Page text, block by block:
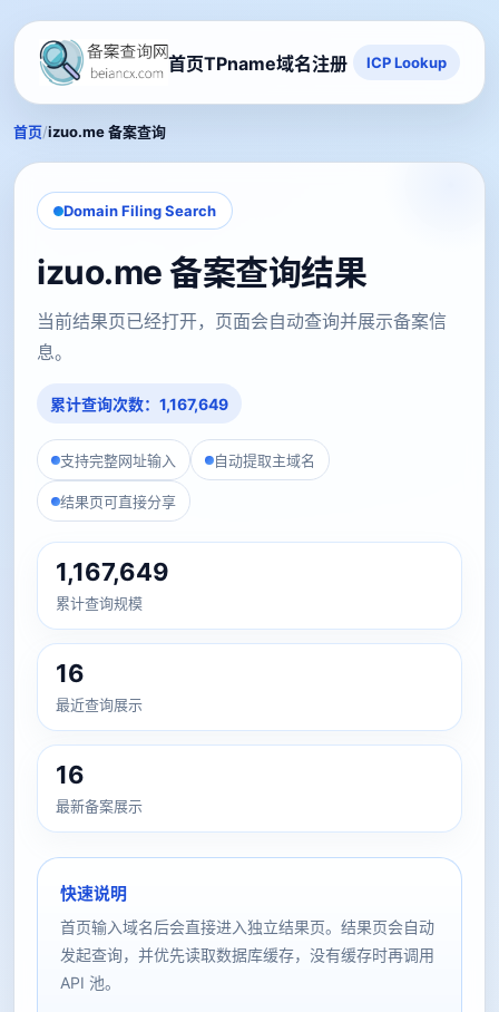
首页TPname域名注册 ICP Lookup
首页/izuo.me 备案查询
Domain Filing Search
izuo.me 备案查询结果
当前结果页已经打开，页面会自动查询并展示备案信
息。
累计查询次数：1,167,649
支持完整网址输入 自动提取主域名
结果页可直接分享
1,167,649
累计查询规模
16
最近查询展示
16
最新备案展示
快速说明
首页输入域名后会直接进入独立结果页。结果页会自动
发起查询，并优先读取数据库缓存，没有缓存时再调用
API 池。